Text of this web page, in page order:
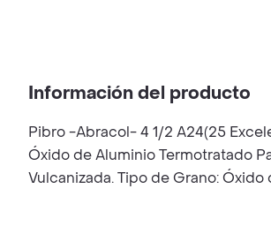
Información del producto
Pibro -Abracol- 4 1/2 A24(25
Óxido de Aluminio Termotratado
Vulcanizada. Tipo de Grano: